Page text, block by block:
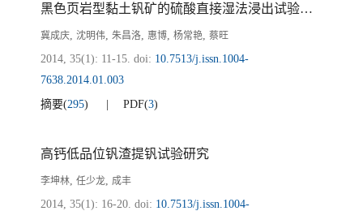
黑色页岩型黏土钒矿的硫酸直接湿法浸出试验研究
冀成庆, 沈明伟, 朱昌洛, 惠博, 杨常艳, 蔡旺
2014, 35(1): 11-15. doi: 10.7513/j.issn.1004-
7638.2014.01.003
摘要(295) PDF(3)
高钙低品位钒渣提钒试验研究
李坤林, 任少龙, 成丰
2014, 35(1): 16-20. doi: 10.7513/j.issn.1004-